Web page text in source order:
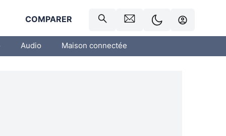
COMPARER
Audio Maison connectée